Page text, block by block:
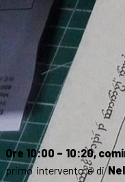
Ore 10:00 – 10:20,
primo intervento è di